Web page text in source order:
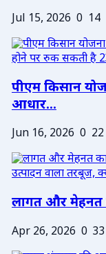
Jul 15, 2026 0 14
पीएम किसान
आधार...
Jun 16, 2026 0 22
लागत और मेहनत
Apr 26, 2026 0 33